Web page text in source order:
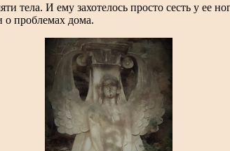
тела. И ему захотелось просто сесть у ее
о проблемах дома.